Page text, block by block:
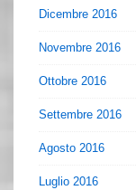
Dicembre 2016
Novembre 2016
Ottobre 2016
Settembre 2016
Agosto 2016
Luglio 2016